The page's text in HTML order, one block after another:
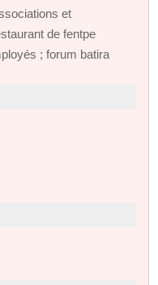
et
de fentpe
; forum batira